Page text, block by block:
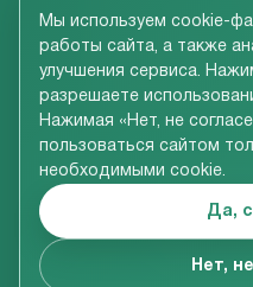
Мы используем cookie-
работы сайта, а также
улучшения сервиса.
разрешаете
Нажимая «Нет, не
пользоваться сайтом
необходимыми cookie.
Да,
Нет,
Центр медицины
Центр врачебной
Семейная
Детская
Вся информация,
ознакомительный
публичной офертой в
©